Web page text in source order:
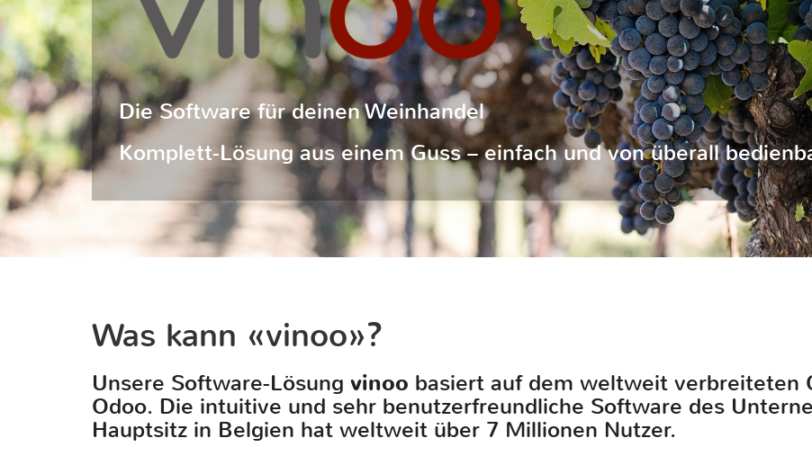
Die Software für deinen Weinhandel
Komplett-Lösung aus einem Guss – einfach und von überall
Was kann «vinoo»?
Unsere Software-Lösung vinoo basiert auf dem weltweit verbreiteten
Odoo. Die intuitive und sehr benutzerfreundliche Software des
Hauptsitz in Belgien hat weltweit über 7 Millionen Nutzer.